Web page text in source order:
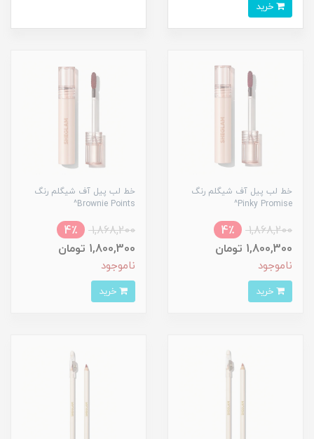
خط لب پیل آف شیگلم رنگ
Pinky Promise^
1,868,200
4٪
1,800,300 تومان
ناموجود
خط لب پیل آف شیگلم رنگ
Brownie Points^
1,868,200
4٪
1,800,300 تومان
ناموجود